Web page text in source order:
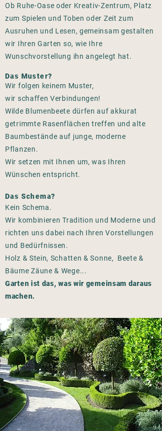
Ob Ruhe-Oase oder Kreativ-Zentrum, Platz
zum Spielen und Toben oder Zeit zum
Ausruhen und Lesen, gemeinsam gestalten
wir Ihren Garten so, wie Ihre
Wunschvorstellung ihn angelegt hat.
Das Muster?
Wir folgen keinem Muster,
wir schaffen Verbindungen!
Wilde Blumenbeete dürfen auf akkurat
getrimmte Rasenflächen treffen und alte
Baumbestände auf junge, moderne
Pflanzen.
Wir setzen mit Ihnen um, was Ihren
Wünschen entspricht.
Das Schema?
Kein Schema.
Wir kombinieren Tradition und Moderne und
richten uns dabei nach Ihren Vorstellungen
und Bedürfnissen.
Holz & Stein, Schatten & Sonne, Beete &
Bäume Zäune & Wege...
Garten ist das, was wir gemeinsam daraus
machen.